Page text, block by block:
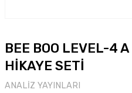
BEE BOO LEVEL-4
HİKAYE SETİ
ANALİZ YAYINLARI